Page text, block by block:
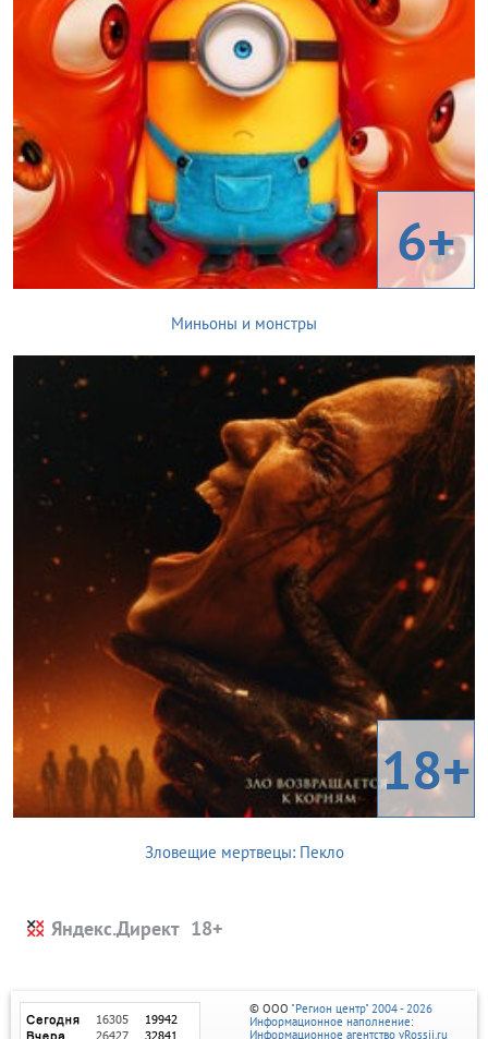
6+
Миньоны и монстры
18+
Зловещие мертвецы: Пекло
Яндекс.Директ
© ООО "Регион центр" 2004 - 2026
Информационное наполнение:
Информационное агентство vRossii.ru